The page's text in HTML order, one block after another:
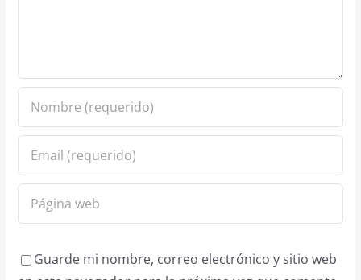
Guarde mi nombre, correo electrónico y sitio web